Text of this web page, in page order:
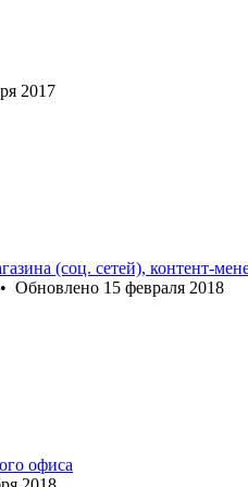
2017
(соц. сетей), контент-
• Обновлено 15 февраля 2018
офиса